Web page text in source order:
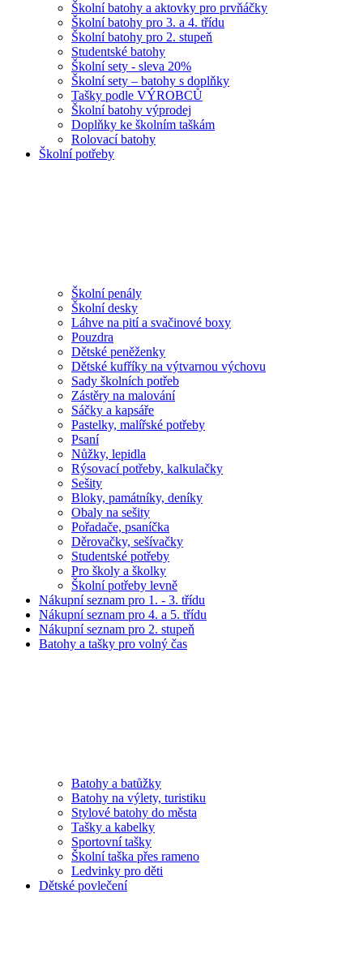
Školní batohy a aktovky pro prvňáčky
Školní batohy pro 3. a 4. třídu
Školní batohy pro 2. stupeň
Studentské batohy
Školní sety - sleva 20%
Školní sety – batohy s doplňky
Tašky podle VÝROBCŮ
Školní batohy výprodej
Doplňky ke školním taškám
Rolovací batohy
Školní potřeby
Školní penály
Školní desky
Láhve na pití a svačinové boxy
Pouzdra
Dětské peněženky
Dětské kufříky na výtvarnou výchovu
Sady školních potřeb
Zástěry na malování
Sáčky a kapsáře
Pastelky, malířské potřeby
Psaní
Nůžky, lepidla
Rýsovací potřeby, kalkulačky
Sešity
Bloky, památníky, deníky
Obaly na sešity
Pořadače, psaníčka
Děrovačky, sešívačky
Studentské potřeby
Pro školy a školky
Školní potřeby levně
Nákupní seznam pro 1. - 3. třídu
Nákupní seznam pro 4. a 5. třídu
Nákupní seznam pro 2. stupeň
Batohy a tašky pro volný čas
Batohy a batůžky
Batohy na výlety, turistiku
Stylové batohy do města
Tašky a kabelky
Sportovní tašky
Školní taška přes rameno
Ledvinky pro děti
Dětské povlečení